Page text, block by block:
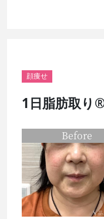
顔痩せ
1日脂肪取り
Before